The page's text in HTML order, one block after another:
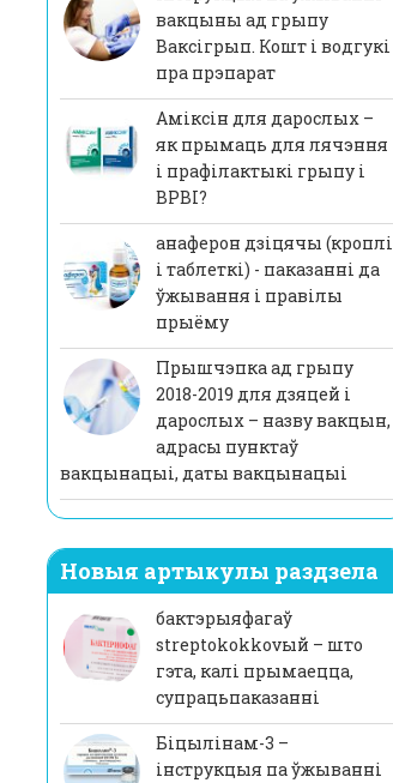
вакцыны ад грыпу
Ваксігрып. Кошт і водгукі
пра прэпарат
Аміксін для дарослых –
як прымаць для лячэння
і прафілактыкі грыпу і
ВРВІ?
анаферон дзіцячы (кроплі
і таблеткі) - паказанні да
ўжывання і правілы
прыёму
Прышчэпка ад грыпу
2018-2019 для дзяцей і
дарослых – назву вакцын,
адрасы пунктаў
вакцынацыі, даты вакцынацыі
Новыя артыкулы раздзела
бактэрыяфагаў
streptokokkovый – што
гэта, калі прымаецца,
супрацьпаказанні
Біцылінам-3 –
інструкцыя па ўжыванні